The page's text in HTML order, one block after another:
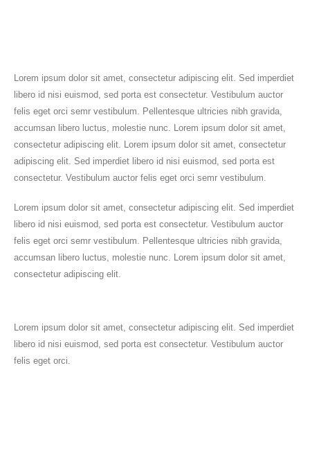
Lorem ipsum dolor sit amet, consectetur adipiscing elit. Sed imperdiet
libero id nisi euismod, sed porta est consectetur. Vestibulum auctor
felis eget orci semr vestibulum. Pellentesque ultricies nibh gravida,
accumsan libero luctus, molestie nunc. Lorem ipsum dolor sit amet,
consectetur adipiscing elit. Lorem ipsum dolor sit amet, consectetur
adipiscing elit. Sed imperdiet libero id nisi euismod, sed porta est
consectetur. Vestibulum auctor felis eget orci semr vestibulum.
Lorem ipsum dolor sit amet, consectetur adipiscing elit. Sed imperdiet
libero id nisi euismod, sed porta est consectetur. Vestibulum auctor
felis eget orci semr vestibulum. Pellentesque ultricies nibh gravida,
accumsan libero luctus, molestie nunc. Lorem ipsum dolor sit amet,
consectetur adipiscing elit.
Lorem ipsum dolor sit amet, consectetur adipiscing elit. Sed imperdiet
libero id nisi euismod, sed porta est consectetur. Vestibulum auctor
felis eget orci.